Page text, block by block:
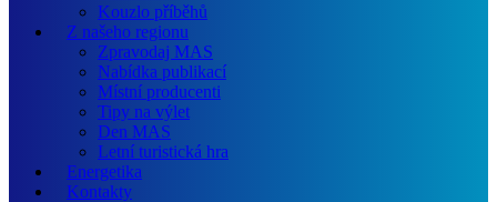
Kouzlo příběhů
Z našeho regionu
Zpravodaj MAS
Nabídka publikací
Místní producenti
Tipy na výlet
Den MAS
Letní turistická hra
Energetika
Kontakty